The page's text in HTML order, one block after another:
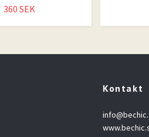
360 SEK
Kontakt